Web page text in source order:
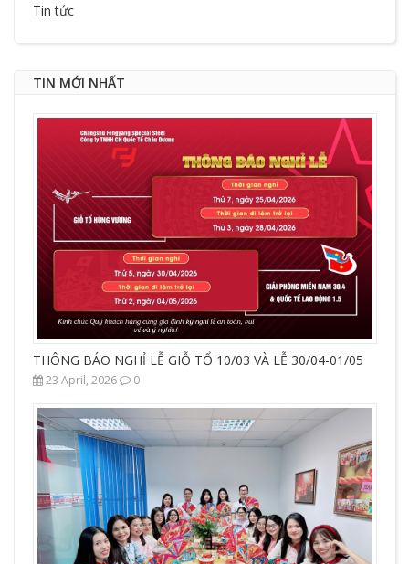
Tin tức
TIN MỚI NHẤT
THÔNG BÁO NGHỈ LỄ GIỖ TỔ 10/03 VÀ LỄ 30/04-01/05
23 April, 2026 0